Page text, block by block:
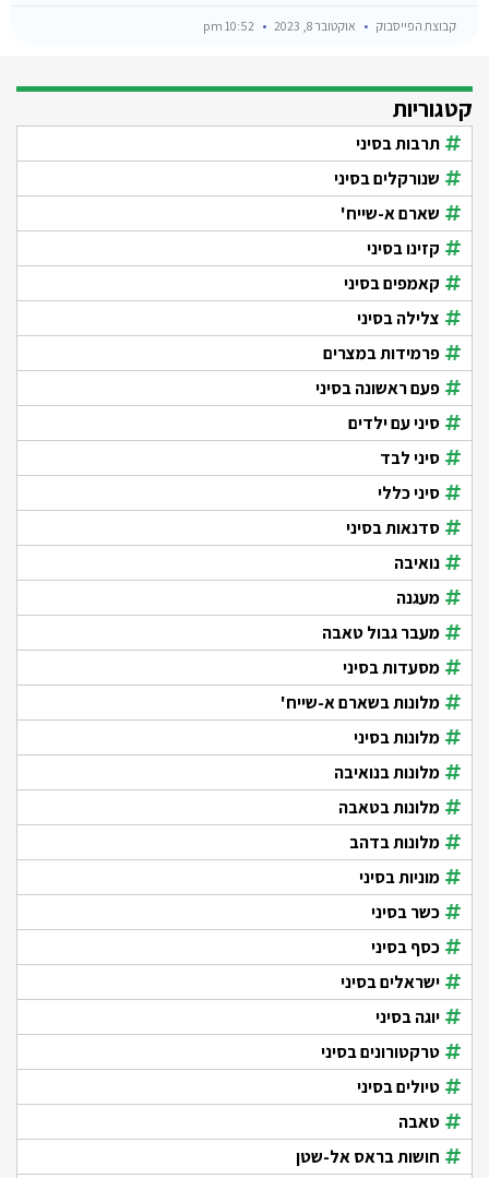
קבוצת הפייסבוק אוקטובר 8, 2023
קטגוריות
תרבות בסיני
שנורקלים בסיני
שארם א-שייח'
קזינו בסיני
קאמפים בסיני
צלילה בסיני
פרמידות במצרים
פעם ראשונה בסיני
סיני עם ילדים
סיני לבד
סיני כללי
סדנאות בסיני
נואיבה
מעגנה
מעבר גבול טאבה
מסעדות בסיני
מלונות בשארם א-שייח'
מלונות בסיני
מלונות בנואיבה
מלונות בטאבה
מלונות בדהב
מוניות בסיני
כשר בסיני
כסף בסיני
ישראלים בסיני
יוגה בסיני
טרקטורונים בסיני
טיולים בסיני
טאבה
חושות בראס אל-שטן